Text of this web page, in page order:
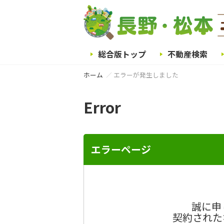
総合版トップ 不動産検索
ホーム エラーが発生しました
Error
エラーページ
誠に
契約され